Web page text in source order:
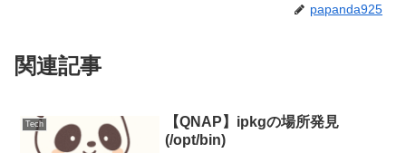
papanda925
関連記事
Tech
【QNAP】ipkgの場所発見
(/opt/bin)